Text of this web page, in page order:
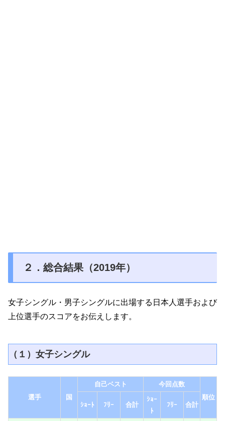
２．総合結果（2019年）
女子シングル・男子シングルに出場する日本人選手および
上位選手のスコアをお伝えします。
（１）女子シングル
選手 国
自己ベスト
今回点数
順位
ｼｮｰﾄ
ﾌﾘｰ 合計
ｼｮｰ
ﾄ
ﾌﾘｰ 合計